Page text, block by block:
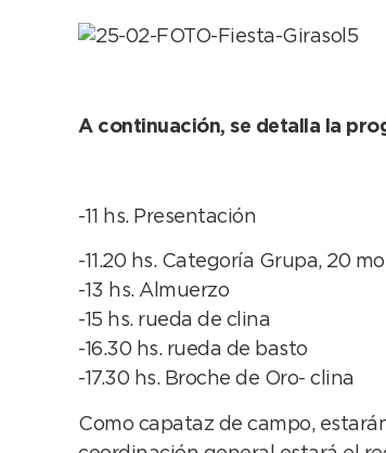
A continuación, se detalla la
-11 hs. Presentación
-11.20 hs. Categoría Grupa, 20
-13 hs. Almuerzo
-15 hs. rueda de clina
-16.30 hs. rueda de basto
-17.30 hs. Broche de Oro- clina
Como capataz de campo,